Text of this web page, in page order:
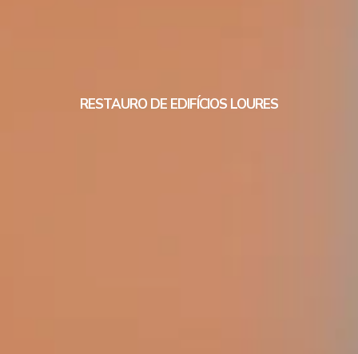
RESTAURO DE EDIFÍCIOS LOURES